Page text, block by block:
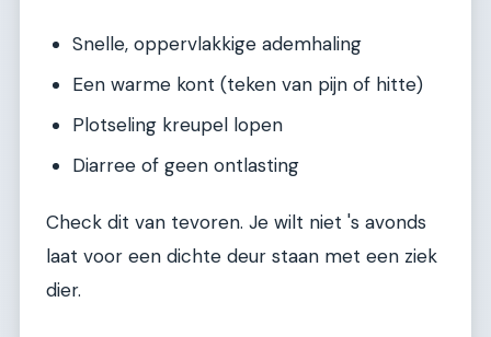
Snelle, oppervlakkige ademhaling
Een warme kont (teken van pijn of hitte)
Plotseling kreupel lopen
Diarree of geen ontlasting
Check dit van tevoren. Je wilt niet 's avonds
laat voor een dichte deur staan met een ziek
dier.